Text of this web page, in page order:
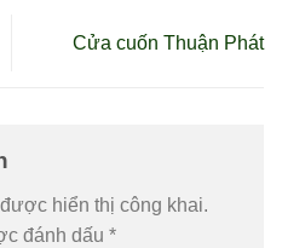
Cửa cuốn Thuận Phát
hiển thị công khai.
đánh dấu *